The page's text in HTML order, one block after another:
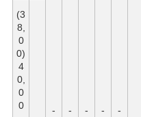
- - - - -
(3
8,
0
0)
4
0,
0
0